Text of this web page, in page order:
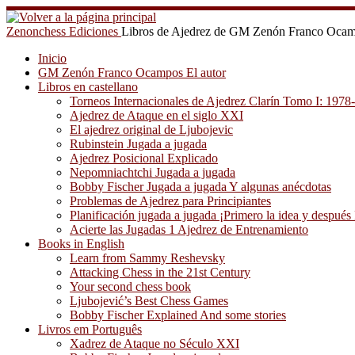
Saltar
al
contenido
Zenonchess Ediciones Libros de Ajedrez de GM Zenón Franco
Inicio
GM Zenón Franco Ocampos El autor
Libros en castellano
Torneos Internacionales de Ajedrez Clarín Tomo I:
Ajedrez de Ataque en el siglo XXI
El ajedrez original de Ljubojevic
Rubinstein Jugada a jugada
Ajedrez Posicional Explicado
Nepomniachtchi Jugada a jugada
Bobby Fischer Jugada a jugada Y algunas anécdotas
Problemas de Ajedrez para Principiantes
Planificación jugada a jugada ¡Primero la idea y después
Acierte las Jugadas 1 Ajedrez de Entrenamiento
Books in English
Learn from Sammy Reshevsky
Attacking Chess in the 21st Century
Your second chess book
Ljubojević’s Best Chess Games
Bobby Fischer Explained And some stories
Livros em Português
Xadrez de Ataque no Século XXI